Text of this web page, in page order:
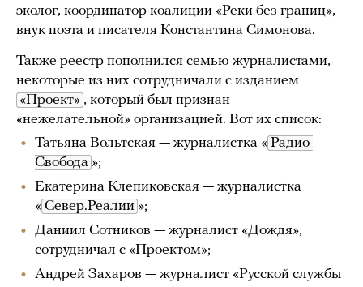
эколог, координатор коалиции «Реки без границ»,
внук поэта и писателя Константина Симонова.
Также реестр пополнился семью журналистами,
некоторые из них сотрудничали с изданием
«Проект» , который был признан
«нежелательной» организацией. Вот их список:
Татьяна Вольтская — журналистка « Радио
Свобода »;
Екатерина Клепиковская — журналистка
« Север.Реалии »;
Даниил Сотников — журналист «Дождя»,
сотрудничал с «Проектом»;
Андрей Захаров — журналист «Русской службы